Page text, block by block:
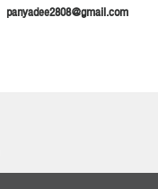
panyadee2808@gmail.com